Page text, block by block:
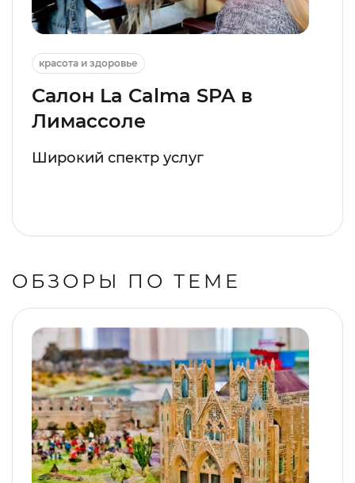
красота и здоровье
Салон La Calma SPA в
Лимассоле
Широкий спектр услуг
ОБЗОРЫ ПО ТЕМЕ